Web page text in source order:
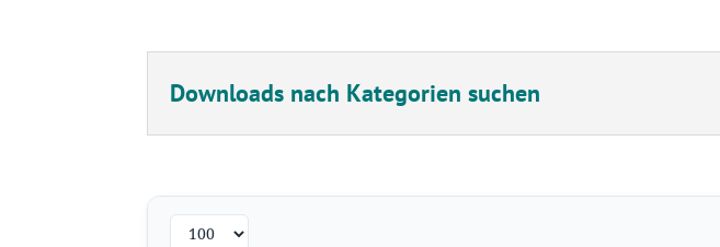
Downloads nach Kategorien suchen